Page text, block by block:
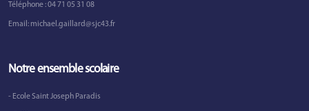
Téléphone :04 71 05 31 08
Email: michael.gaillard@sjc43.fr
Notre ensemble scolaire
- Ecole Saint Joseph Paradis